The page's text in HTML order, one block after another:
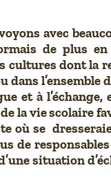
avec
de plus
cultures dont la
l’ensemble
et à
la vie scolaire
où se
de
situation